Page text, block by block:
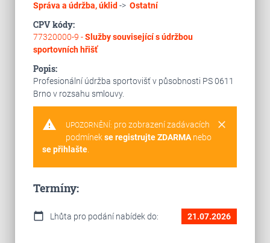
Správa a údržba, úklid -> Ostatní
CPV kódy:
77320000-9 -Služby související s údržbou
sportovních hřišť
Popis:
Profesionální údržba sportovišť v působnosti PS 0611
Brno v rozsahu smlouvy.
warning clear
UPOZORNĚNÍ: pro zobrazení zadávacích
podmínekse registrujte ZDARMAnebo
se přihlašte.
Termíny:
calendar_today Lhůta pro podání nabídek do: 21.07.2026